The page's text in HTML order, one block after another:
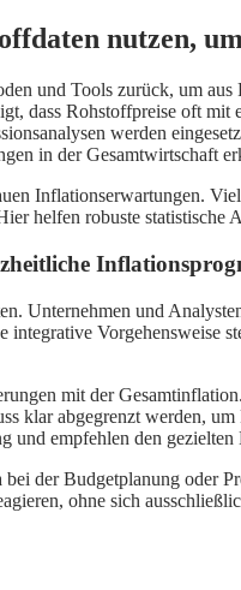
nutzen,
und Tools zurück, um
dass Rohstoffpreise oft
werden
in der Gesamtwirtschaft
Inflationserwartungen.
helfen robuste statistische
Unternehmen und
mit der
klar abgegrenzt werden,
und empfehlen den
der Budgetplanung
ohne sich